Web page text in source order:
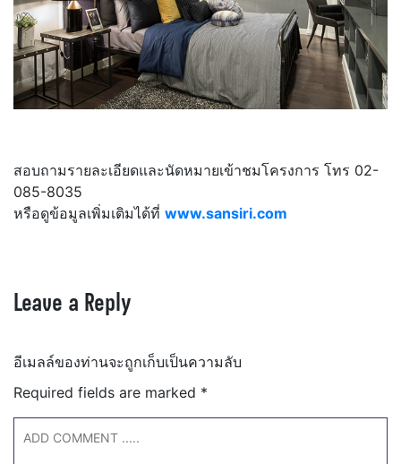
สอบถามรายละเอียดและนัดหมายเข้าชมโครงการ โทร 02-
085-8035
หรือดูข้อมูลเพิ่มเติมได้ที่ www.sansiri.com
Leave a Reply
อีเมลล์ของท่านจะถูกเก็บเป็นความลับ
Required fields are marked *